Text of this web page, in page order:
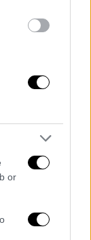
or
τον τρόπο
της
ένα
Ολυμπίας,
της
οποίο,
με το